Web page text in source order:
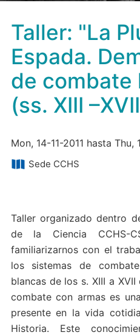
Taller: "La
Espada.
de combate
(ss. XIII
Mon, 14-11-2011 hasta Thu,
Sede CCHS
Taller organizado dentro
de la Ciencia CCHS-
familiarizarnos con el
los sistemas de
blancas de los s. XIII a
combate con armas es
presente en la vida
Historia. Este